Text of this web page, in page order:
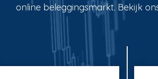
online beleggingsmarkt. Bekijk